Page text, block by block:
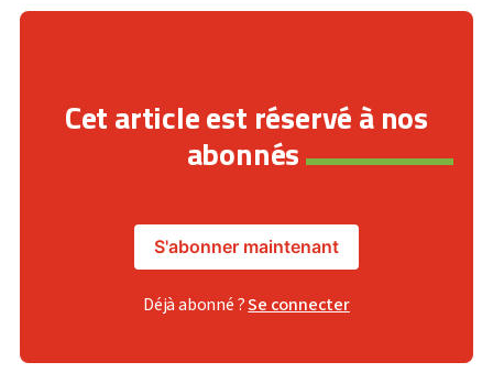
Cet article est réservé à nos
abonnés
S'abonner maintenant
Déjà abonné ?Se connecter